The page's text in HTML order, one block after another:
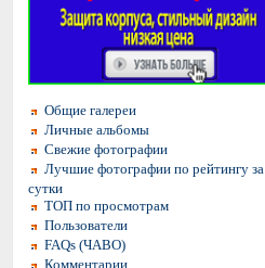
Общие галереи
Личные альбомы
Свежие фотографии
Лучшие фотографии по рейтингу за
сутки
ТОП по просмотрам
Пользователи
FAQs (ЧАВО)
Комментарии